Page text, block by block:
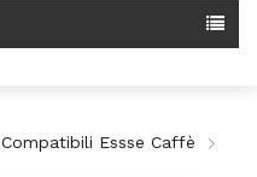
Compatibili Essse Caffè